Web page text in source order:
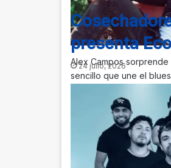
Alex Campos
sencillo que une el
Grabado en vivo, el
presenta
24 julio, 2026